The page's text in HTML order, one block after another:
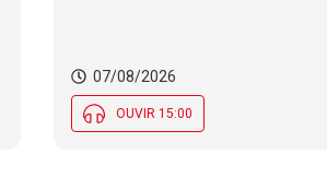
07/08/2026
OUVIR 15:00